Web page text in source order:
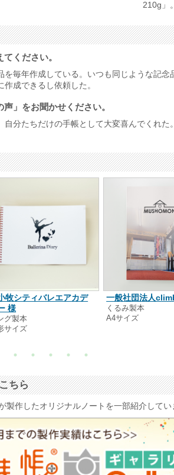
210g」
ください。
毎年作成している。いつも同じような記
成できるし依頼した。
」をお聞かせください。
分たちだけの手帳として大変喜んでくれ
牧シティバレエアカデ
様
グ製本
サイズ
一般社団法人
くるみ製本
A4サイズ
ちら
製作したオリジナルノートを一部紹介してい